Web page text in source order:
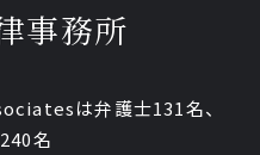
事務所
は弁護士131名、
240名